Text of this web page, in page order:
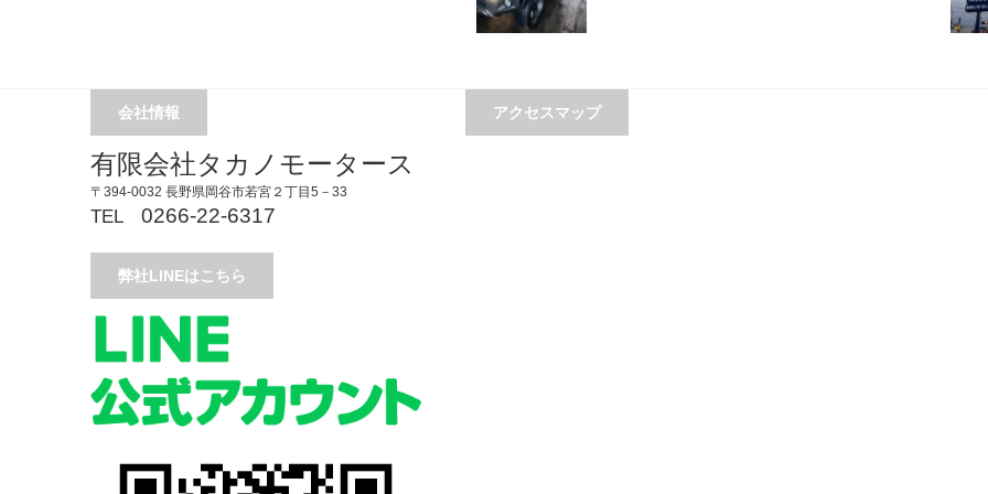
会社情報
有限会社タカノモータース
〒394-0032 長野県岡谷市若宮２丁目5－33
TEL 0266-22-6317
弊社LINEはこちら
アクセスマップ